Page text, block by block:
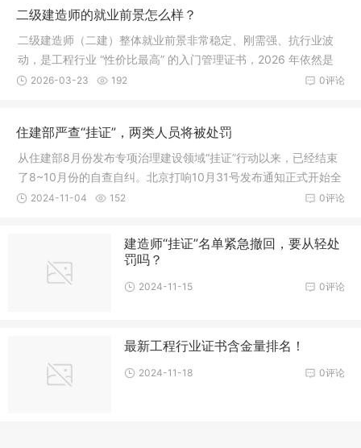
二级建造师的就业前景怎么样？
二级建造师（二建）整体就业前景非常稳定、刚需强、抗行业波
动，是工程行业 “性价比最高” 的入门管理证书，2026 年依然是
“持
0评论
2026-03-23 192
住建部严查“挂证”，两类人员将被处罚
从住建部8月份发布专项治理建设领域“挂证”行动以来，已经结束
了8~10月份的自查自纠。北京打响10月31号发布通知正式开始全
面排
0评论
2024-11-04 152
建造师“挂证”名单紧急撤回，要从轻处
罚吗？
0评论
2024-11-15
最新工程行业证书含金量排名！
0评论
2024-11-18